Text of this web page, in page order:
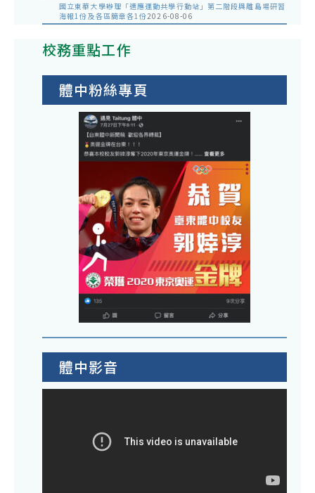
國立東華大學辦理「適應運動共學行動站」第二階段與離島場研習
海報1份及各區簡章各1份2026-08-06
校務重點工作
體中粉絲專頁
體中影音